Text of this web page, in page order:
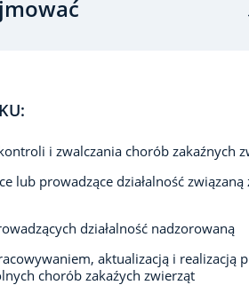
i zwalczania chorób zakaźnych
lub prowadzące działalność związaną
działalność nadzorowaną
aktualizacją i realizacją
chorób zakaźych zwierząt